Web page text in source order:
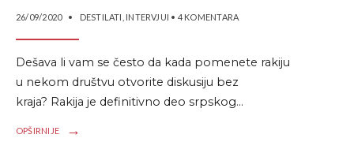
26/09/2020 • DESTILATI INTERVJUI • 4 KOMENTARA
Dešava li vam se često da kada pomenete rakiju
u nekom društvu otvorite diskusiju bez
kraja? Rakija je definitivno deo srpskog...
OPŠIRNIJE →